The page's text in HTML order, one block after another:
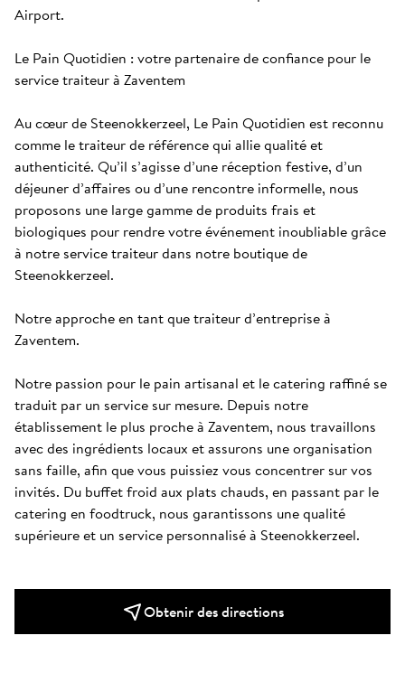
Airport.
Le Pain Quotidien : votre partenaire de confiance pour le
service traiteur à Zaventem
Au cœur de Steenokkerzeel, Le Pain Quotidien est reconnu
comme le traiteur de référence qui allie qualité et
authenticité. Qu’il s’agisse d’une réception festive, d’un
déjeuner d’affaires ou d’une rencontre informelle, nous
proposons une large gamme de produits frais et
biologiques pour rendre votre événement inoubliable grâce
à notre service traiteur dans notre boutique de
Steenokkerzeel.
Notre approche en tant que traiteur d’entreprise à
Zaventem.
Notre passion pour le pain artisanal et le catering raffiné se
traduit par un service sur mesure. Depuis notre
établissement le plus proche à Zaventem, nous travaillons
avec des ingrédients locaux et assurons une organisation
sans faille, afin que vous puissiez vous concentrer sur vos
invités. Du buffet froid aux plats chauds, en passant par le
catering en foodtruck, nous garantissons une qualité
supérieure et un service personnalisé à Steenokkerzeel.
Obtenir des directions